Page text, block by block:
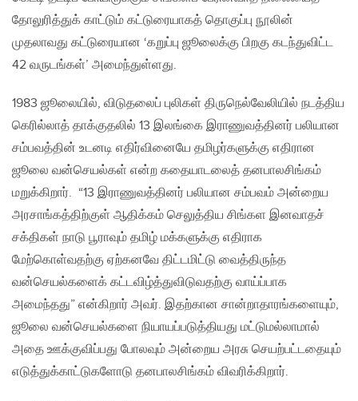
தோலுரித்துக் காட்டும் கட்டுரையாகத் தொகுப்பு நூலின்
முதலாவது கட்டுரையான ‘கறுப்பு ஜூலைக்கு பிறகு கடந்துவிட்ட
42 வருடங்கள்’ அமைந்துள்ளது.
1983 ஜூலையில், விடுதலைப் புலிகள் திருநெல்வேலியில் நடத்திய
கெரில்லாத் தாக்குதலில் 13 இலங்கை இராணுவத்தினர் பலியான
சம்பவத்தின் உடனடி எதிர்வினையே தமிழர்களுக்கு எதிரான
ஜூலை வன்செயல்கள் என்ற கதையாடலைத் தனபாலசிங்கம்
மறுக்கிறார். “13 இராணுவத்தினர் பலியான சம்பவம் அன்றைய
அரசாங்கத்திற்குள் ஆதிக்கம் செலுத்திய சிங்கள இனவாதச்
சக்திகள் நாடு பூராவும் தமிழ் மக்களுக்கு எதிராக
மேற்கொள்வதற்கு ஏற்கனவே திட்டமிட்டு வைத்திருந்த
வன்செயல்களைக் கட்டவிழ்த்துவிடுவதற்கு வாய்ப்பாக
அமைந்தது” என்கிறார் அவர். இதற்கான சான்றாதாரங்களையும்,
ஜூலை வன்செயல்களை நியாயப்படுத்தியது மட்டுமல்லாமால்
அதை ஊக்குவிப்பது போலவும் அன்றைய அரசு செயற்பட்டதையும்
எடுத்துக்காட்டுகளோடு தனபாலசிங்கம் விவரிக்கிறார்.